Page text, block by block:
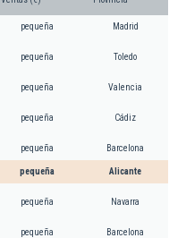
pequeña Madrid
pequeña Toledo
pequeña Valencia
pequeña Cádiz
pequeña Barcelona
pequeña Alicante
pequeña Navarra
pequeña Barcelona